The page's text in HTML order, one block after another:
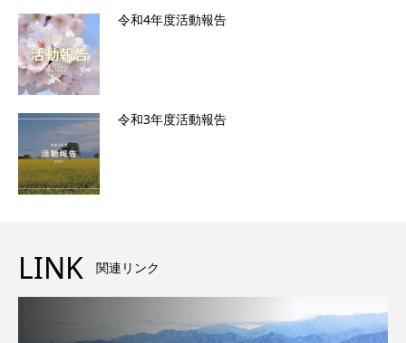
令和4年度活動報告
令和3年度活動報告
LINK 関連リンク